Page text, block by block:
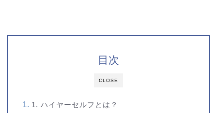
CLOSE
目次
1. ハイヤーセルフとは？